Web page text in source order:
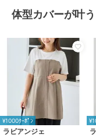
体型カバーが叶
¥1000ｸｰﾎﾟﾝ
ラビアンジェ